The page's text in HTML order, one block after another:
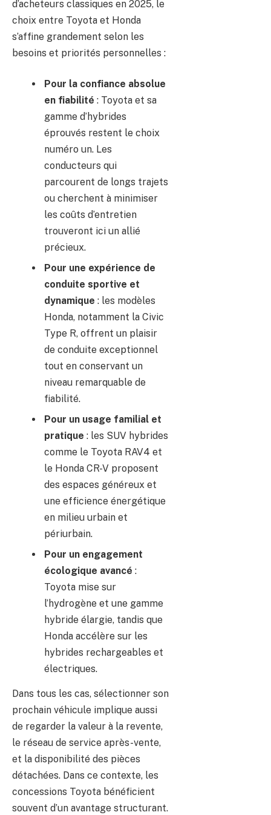
d’acheteurs classiques en 2025, le
choix entre Toyota et Honda
s’affine grandement selon les
besoins et priorités personnelles :
Pour la confiance absolue
en fiabilité : Toyota et sa
gamme d’hybrides
éprouvés restent le choix
numéro un. Les
conducteurs qui
parcourent de longs trajets
ou cherchent à minimiser
les coûts d’entretien
trouveront ici un allié
précieux.
Pour une expérience de
conduite sportive et
dynamique : les modèles
Honda, notamment la Civic
Type R, offrent un plaisir
de conduite exceptionnel
tout en conservant un
niveau remarquable de
fiabilité.
Pour un usage familial et
pratique : les SUV hybrides
comme le Toyota RAV4 et
le Honda CR-V proposent
des espaces généreux et
une efficience énergétique
en milieu urbain et
périurbain.
Pour un engagement
écologique avancé :
Toyota mise sur
l’hydrogène et une gamme
hybride élargie, tandis que
Honda accélère sur les
hybrides rechargeables et
électriques.
Dans tous les cas, sélectionner son
prochain véhicule implique aussi
de regarder la valeur à la revente,
le réseau de service après-vente,
et la disponibilité des pièces
détachées. Dans ce contexte, les
concessions Toyota bénéficient
souvent d’un avantage structurant.